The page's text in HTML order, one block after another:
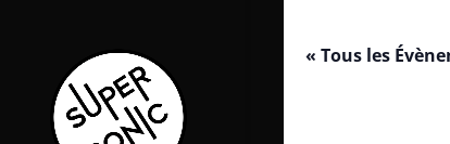
« Tous les